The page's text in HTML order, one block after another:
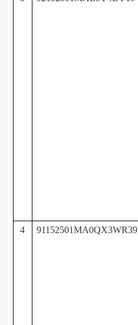
4 91152501MA0QX3WR39